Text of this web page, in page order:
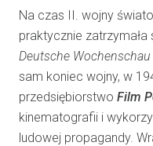
Na czas II. wojny
praktycznie zatrzymała
Deutsche Wochenschau
sam koniec wojny, w
przedsiębiorstwo Film
kinematografii i
ludowej propagandy.